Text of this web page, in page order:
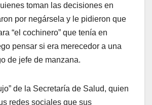
toman las decisiones en
por negársela y le pidieron que
“el cochinero” que tenía en
pensar si era merecedor a una
de jefe de manzana.
de la Secretaría de Salud, quien
redes sociales que sus